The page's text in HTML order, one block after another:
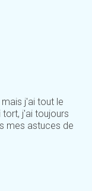
mais j'ai tout le
j'ai toujours
mes astuces de